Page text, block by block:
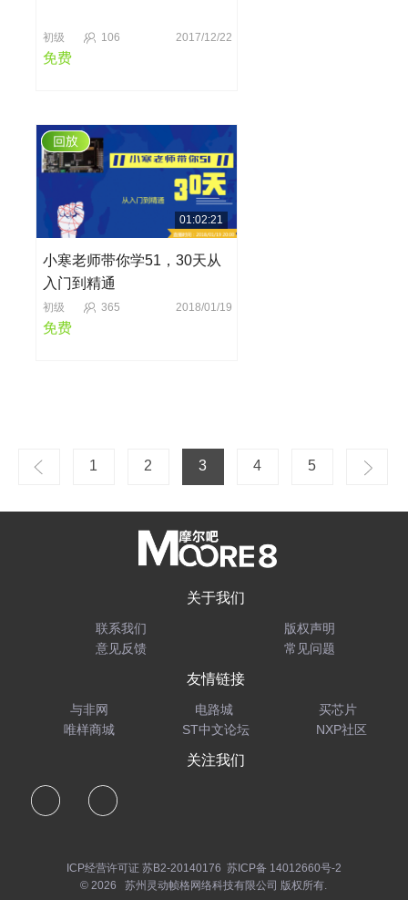
初级 106 2017/12/22
免费
01:02:21
小寒老师带你学51，30天从
入门到精通
初级 365 2018/01/19
免费
1 2 3 4 5
关于我们
联系我们
版权声明
意见反馈
常见问题
友情链接
与非网 电路城
买芯片
唯样商城
ST中文论坛 NXP社区
关注我们
ICP经营许可证 苏B2-20140176 苏ICP备 14012660号-2
© 2026 苏州灵动帧格网络科技有限公司 版权所有.